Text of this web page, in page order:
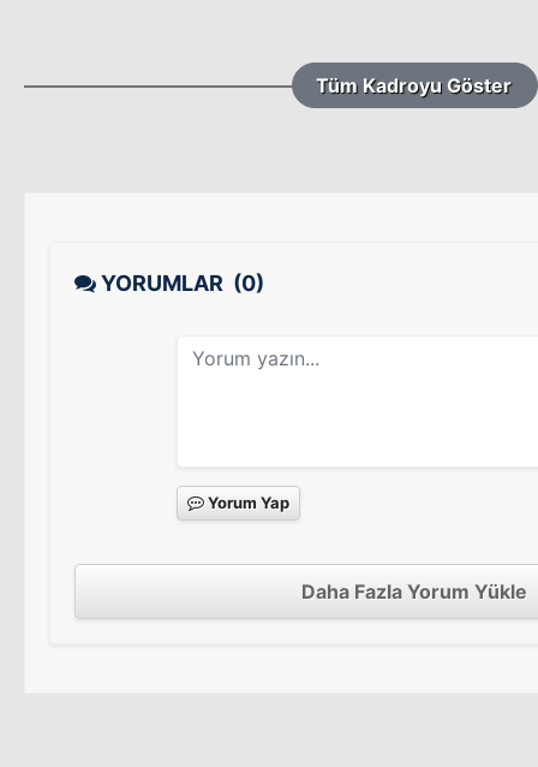
Tüm Kadroyu Göster
YORUMLAR (0)
Yorum Yap
Daha Fazla Yorum Yükle